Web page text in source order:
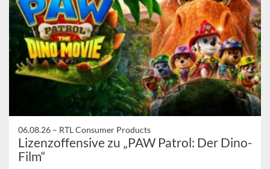
06.08.26 – RTL Consumer Products
Lizenzoffensive zu „PAW Patrol: Der Dino-
Film“